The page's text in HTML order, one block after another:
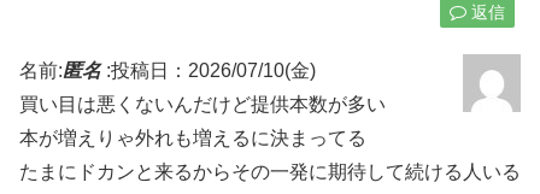
返信
名前:匿名:投稿日：2026/07/10(金)
買い目は悪くないんだけど提供本数が多い
本が増えりゃ外れも増えるに決まってる
たまにドカンと来るからその一発に期待して続ける人いる